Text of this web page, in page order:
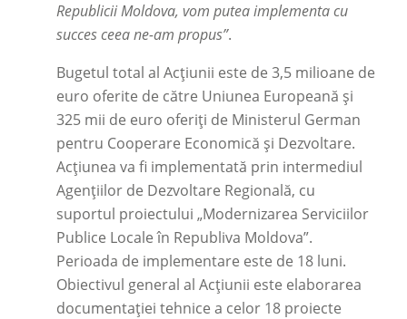
Republicii Moldova, vom putea implementa cu
succes ceea ne-am propus”.
Bugetul total al Acțiunii este de 3,5 milioane de
euro oferite de către Uniunea Europeană și
325 mii de euro oferiți de Ministerul German
pentru Cooperare Economică și Dezvoltare.
Acțiunea va fi implementată prin intermediul
Agențiilor de Dezvoltare Regională, cu
suportul proiectului „Modernizarea Serviciilor
Publice Locale în Republiva Moldova”.
Perioada de implementare este de 18 luni.
Obiectivul general al Acțiunii este elaborarea
documentației tehnice a celor 18 proiecte